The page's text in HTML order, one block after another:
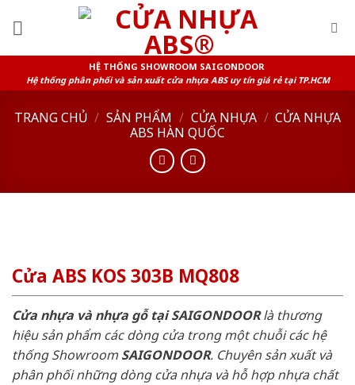
HỆ THỐNG SHOWROOM SAIGONDOOR
Hệ thống phân phối và sản xuất cửa nhựa ABS uy tín giá rẻ tại TP.HCM
TRANG CHỦ / SẢN PHẨM / CỬA NHỰA / CỬA NHỰA
ABS HÀN QUỐC
Cửa ABS KOS 303B MQ808
Cửa nhựa và nhựa gỗ tại SAIGONDOORlà thương
hiệu sản phẩm các dòng cửa trong một chuỗi các hệ
thống ShowroomSAIGONDOOR. Chuyên sản xuất và
phân phối những dòng cửa nhựa và hỗ hợp nhựa chất